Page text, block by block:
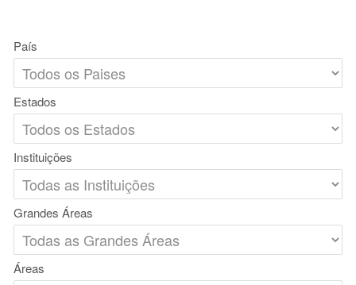
País
Estados
Instituições
Grandes Áreas
Áreas